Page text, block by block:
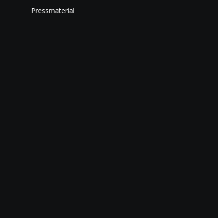
Pressmaterial